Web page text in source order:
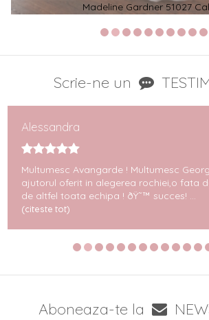
Madeline Gardner 51027
Scrie-ne un
Alessandra
Multumesc Avangarde ! Multumesc
ajutorul oferit in alegerea rochiei,o fata
de altfel toata echipa ! ðŸ˜™ succes! ...
(citeste tot)
Aboneaza-te la